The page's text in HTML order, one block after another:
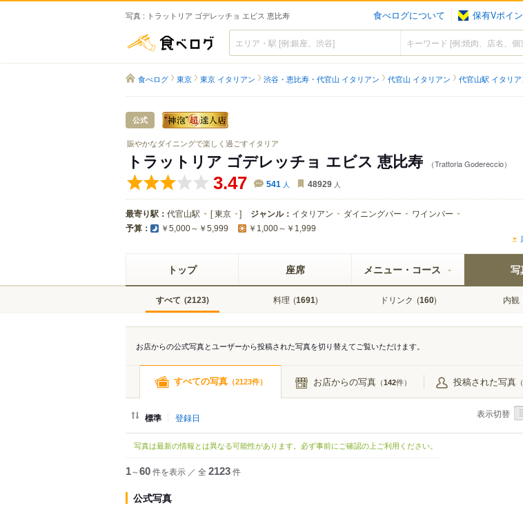
写真 : トラットリア ゴデレッチョ エビス 恵比寿 食べログについて 保有Vポイ
食べログ
食べログ 東京 東京 イタリアン 渋谷・恵比寿・代官山 イタリアン 代官山 イタリアン 代官山駅 イタリア
公式
賑やかなダイニングで楽しく過ごすイタリア
トラットリア ゴデレッチョ エビス 恵比寿 （Trattoria Godereccio）
3.47 541 人 48929 人
最寄り駅： 代官山駅 [東京 ] ジャンル： イタリアン ダイニングバー ワインバー
予算： ￥5,000～￥5,999 ￥1,000～￥1,999
トップ 座席 メニュー・コース 写
すべて (2123) 料理 (1691) ドリンク (160) 内観
お店からの公式写真とユーザーから投稿された写真を切り替えてご覧いただけます。
すべての写真（2123件） お店からの写真（142件） 投稿された写真 （
標準 登録日 表示切替
写真は最新の情報とは異なる可能性があります。必ず事前にご確認の上ご利用ください。
1～60件を表示 ／ 全 2123件
公式写真